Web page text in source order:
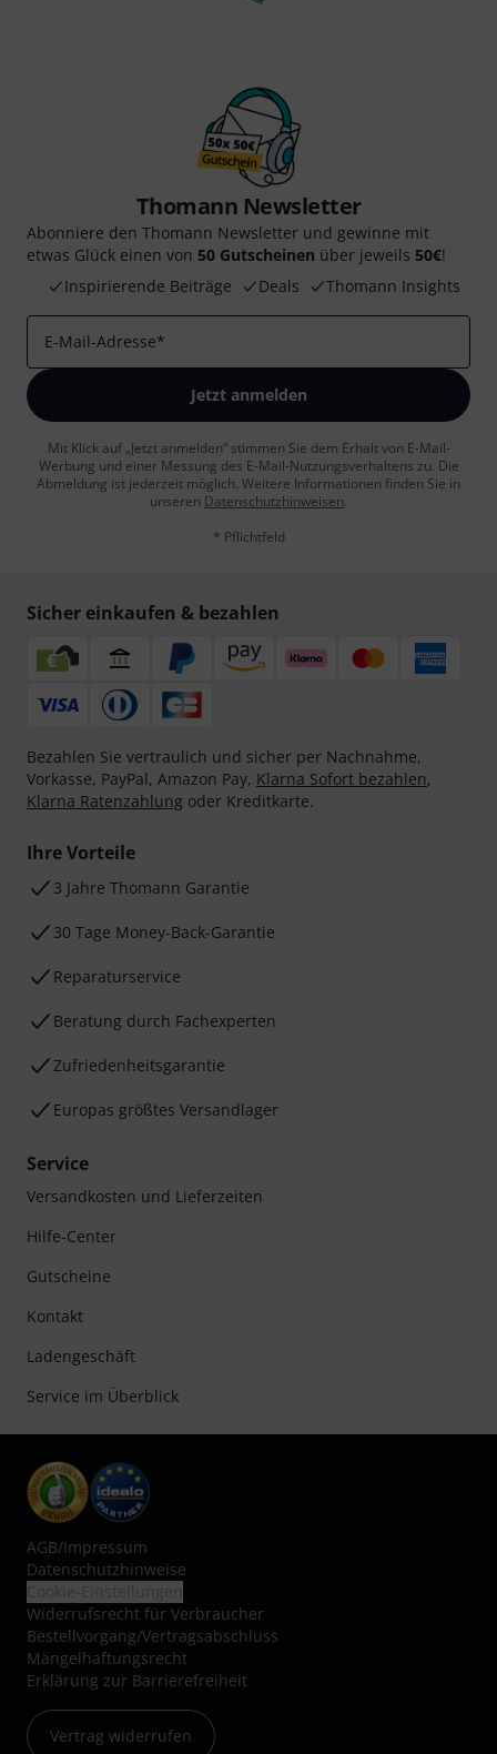
Thomann Newsletter
Abonniere den Thomann Newsletter und gewinne mit
etwas Glück einen von 50 Gutscheinen über jeweils 50€!
Inspirierende Beiträge
Deals Thomann Insights
E-Mail-Adresse*
Jetzt anmelden
Mit Klick auf „Jetzt anmelden“ stimmen Sie dem Erhalt von E-Mail-
Werbung und einer Messung des E-Mail-Nutzungsverhaltens zu. Die
Abmeldung ist jederzeit möglich. Weitere Informationen finden Sie in
unseren Datenschutzhinweisen.
* Pflichtfeld
Sicher einkaufen & bezahlen
Bezahlen Sie vertraulich und sicher per Nachnahme,
Vorkasse, PayPal, Amazon Pay, Klarna Sofort bezahlen,
Klarna Ratenzahlung oder Kreditkarte.
Ihre Vorteile
3 Jahre Thomann Garantie
30 Tage Money-Back-Garantie
Reparaturservice
Beratung durch Fachexperten
Zufriedenheitsgarantie
Europas größtes Versandlager
Service
Versandkosten und Lieferzeiten
Hilfe-Center
Gutscheine
Kontakt
Ladengeschäft
Service im Überblick
AGB/Impressum
Datenschutzhinweise
Widerrufsrecht für Verbraucher
Bestellvorgang/Vertragsabschluss
Mängelhaftungsrecht
Erklärung zur Barrierefreiheit
Vertrag widerrufen